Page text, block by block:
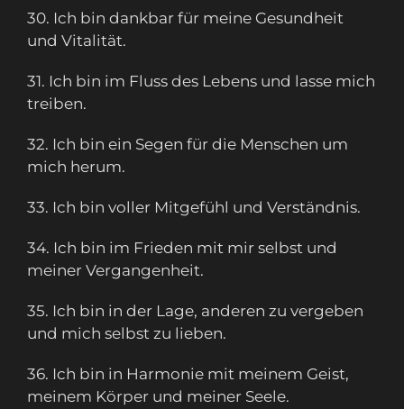
30. Ich bin dankbar für meine Gesundheit
und Vitalität.
31. Ich bin im Fluss des Lebens und lasse mich
treiben.
32. Ich bin ein Segen für die Menschen um
mich herum.
33. Ich bin voller Mitgefühl und Verständnis.
34. Ich bin im Frieden mit mir selbst und
meiner Vergangenheit.
35. Ich bin in der Lage, anderen zu vergeben
und mich selbst zu lieben.
36. Ich bin in Harmonie mit meinem Geist,
meinem Körper und meiner Seele.